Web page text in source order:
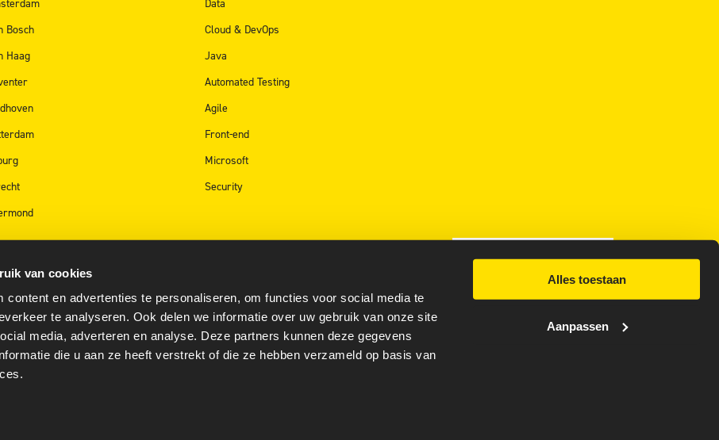
van cookies
content en advertenties te personaliseren, om functies voor social media te
te analyseren. Ook delen we informatie over uw gebruik van onze site
media, adverteren en analyse. Deze partners kunnen deze gegevens
die u aan ze heeft verstrekt of die ze hebben verzameld op basis van
Alles toestaan
Aanpassen
Bosch
Haag
Data
Cloud & DevOps
Java
Automated Testing
Agile
Front-end
Microsoft
Security
073 – 615 77 77